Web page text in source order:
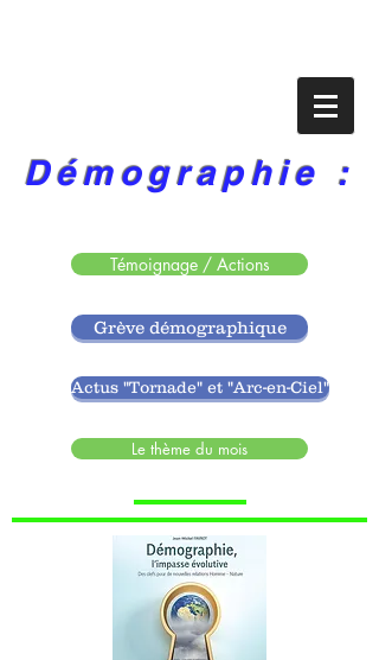
Démographie :
Témoignage / Actions
Grève démographique
Actus "Tornade" et "Arc-en-Ciel"
Le thème du mois